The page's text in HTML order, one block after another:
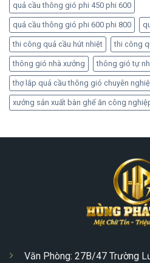
quả cầu thông gió phi 450 phi 600
quả cầu thông gió phi 600 phi 800
thi công quả cầu hút nhiệt thi công
thông gió nhà xưởng thông gió tự
thợ lắp quả cầu thông gió chuyên
xưởng sản xuất bàn ghế ăn công
Văn Phòng: 27B/47 Trường